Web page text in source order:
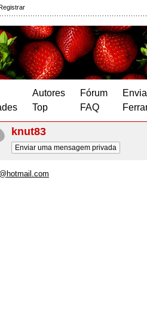
Autores
Top
Fórum
FAQ
knut83
Enviar uma mensagem privada